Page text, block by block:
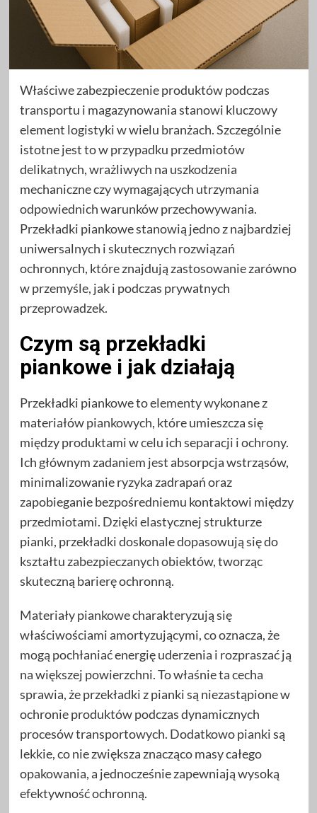
Właściwe zabezpieczenie produktów podczas
transportu i magazynowania stanowi kluczowy
element logistyki w wielu branżach. Szczególnie
istotne jest to w przypadku przedmiotów
delikatnych, wrażliwych na uszkodzenia
mechaniczne czy wymagających utrzymania
odpowiednich warunków przechowywania.
Przekładki piankowe stanowią jedno z najbardziej
uniwersalnych i skutecznych rozwiązań
ochronnych, które znajdują zastosowanie zarówno
w przemyśle, jak i podczas prywatnych
przeprowadzek.
Czym są przekładki
piankowe i jak działają
Przekładki piankowe to elementy wykonane z
materiałów piankowych, które umieszcza się
między produktami w celu ich separacji i ochrony.
Ich głównym zadaniem jest absorpcja wstrząsów,
minimalizowanie ryzyka zadrapań oraz
zapobieganie bezpośredniemu kontaktowi między
przedmiotami. Dzięki elastycznej strukturze
pianki, przekładki doskonale dopasowują się do
kształtu zabezpieczanych obiektów, tworząc
skuteczną barierę ochronną.
Materiały piankowe charakteryzują się
właściwościami amortyzującymi, co oznacza, że
mogą pochłaniać energię uderzenia i rozpraszać ją
na większej powierzchni. To właśnie ta cecha
sprawia, że przekładki z pianki są niezastąpione w
ochronie produktów podczas dynamicznych
procesów transportowych. Dodatkowo pianki są
lekkie, co nie zwiększa znacząco masy całego
opakowania, a jednocześnie zapewniają wysoką
efektywność ochronną.